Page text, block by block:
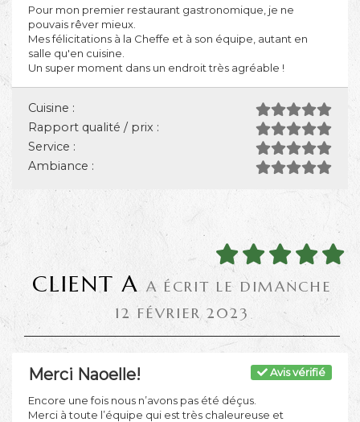
Pour mon premier restaurant gastronomique, je ne
pouvais rêver mieux.
Mes félicitations à la Cheffe et à son équipe, autant en
salle qu'en cuisine.
Un super moment dans un endroit très agréable !
Cuisine :
Rapport qualité / prix :
Service :
Ambiance :
CLIENT A A ÉCRIT LE DIMANCHE
12 FÉVRIER 2023
Avis vérifié
Merci Naoelle!
Encore une fois nous n’avons pas été déçus.
Merci à toute l’équipe qui est très chaleureuse et